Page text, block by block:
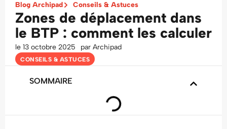
Blog Archipad Conseils & Astuces
Zones de déplacement dans
le BTP : comment les calculer
le 13 octobre 2025 par Archipad
CONSEILS & ASTUCES
SOMMAIRE